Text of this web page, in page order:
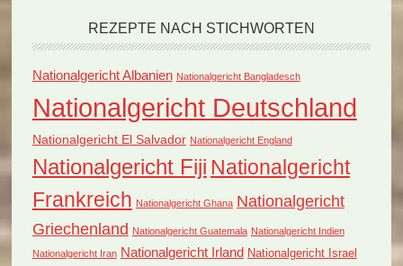
REZEPTE NACH STICHWORTEN
Nationalgericht Albanien Nationalgericht Bangladesch
Nationalgericht Deutschland
Nationalgericht El Salvador Nationalgericht England
Nationalgericht Fiji Nationalgericht
Frankreich Nationalgericht Ghana Nationalgericht
Griechenland Nationalgericht Guatemala Nationalgericht Indien
Nationalgericht Iran Nationalgericht Irland Nationalgericht Israel